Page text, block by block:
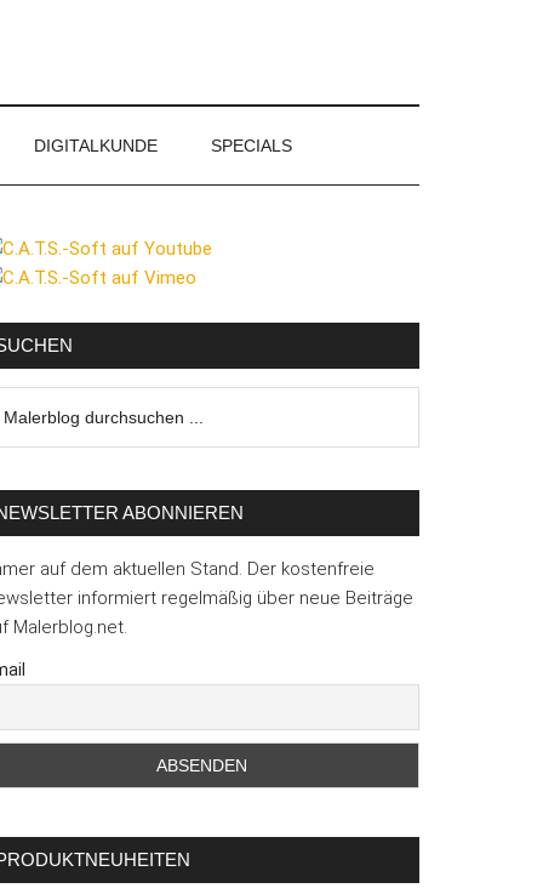
DIGITALKUNDE SPECIALS
ABONNIEREN
auf dem aktuellen Stand. Der kostenfreie
informiert regelmäßig über neue Beiträge
Malerblog.net.